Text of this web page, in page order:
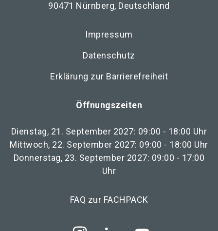
90471 Nürnberg, Deutschland
Impressum
Datenschutz
Erklärung zur Barrierefreiheit
Öffnungszeiten
Dienstag, 21. September 2027: 09:00 - 18:00 Uhr
Mittwoch, 22. September 2027: 09:00 - 18:00 Uhr
Donnerstag, 23. September 2027: 09:00 - 17:00
Uhr
FAQ zur FACHPACK